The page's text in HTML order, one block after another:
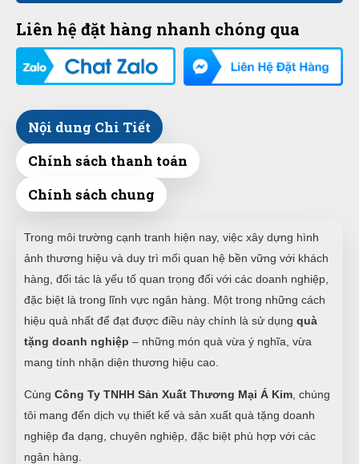
Liên hệ đặt hàng nhanh chóng qua
Nội dung Chi Tiết
Chính sách thanh toán
Chính sách chung
Trong môi trường cạnh tranh hiện nay, việc xây dựng hình
ảnh thương hiệu và duy trì mối quan hệ bền vững với khách
hàng, đối tác là yếu tố quan trọng đối với các doanh nghiệp,
đặc biệt là trong lĩnh vực ngân hàng. Một trong những cách
hiệu quả nhất để đạt được điều này chính là sử dụng quà
tặng doanh nghiệp – những món quà vừa ý nghĩa, vừa
mang tính nhận diện thương hiệu cao.
Cùng Công Ty TNHH Sản Xuất Thương Mại Á Kim , chúng
tôi mang đến dịch vụ thiết kế và sản xuất quà tặng doanh
nghiệp đa dạng, chuyên nghiệp, đặc biệt phù hợp với các
ngân hàng.